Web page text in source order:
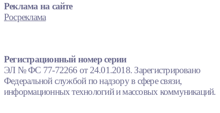
Реклама на сайте
Росреклама
Регистрационный номер серии
ЭЛ № ФС 77-72266 от 24.01.2018. Зарегистрировано
Федеральной службой по надзору в сфере связи,
информационных технологий и массовых коммуникаций.